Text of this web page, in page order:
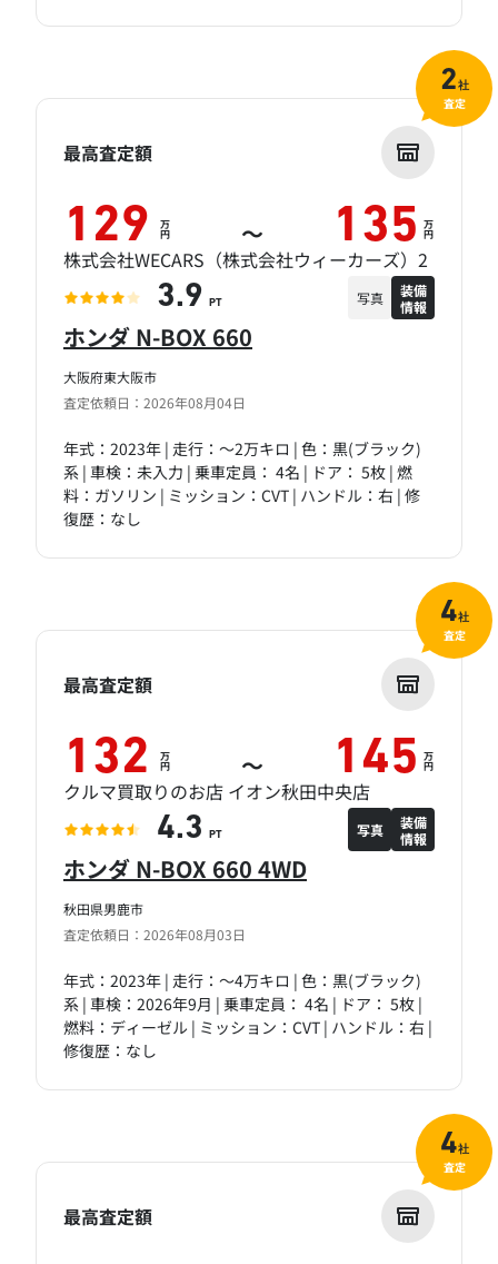
大阪府東大阪市
査定依頼日：2026年08月04日
ホンダ N-BOX 660
年式：2023年 | 走行：～2万キロ | 色：黒(ブラック)
系 | 車検：未入力 | 乗車定員： 4名 | ドア： 5枚 | 燃
料：ガソリン | ミッション：CVT | ハンドル：右 | 修
復歴：なし
最高査定額
129 万
円 ～ 135 万
円
株式会社WECARS（株式会社ウィーカーズ）2
3.9 PT 写真
装備
情報
2社
査定
秋田県男鹿市
査定依頼日：2026年08月03日
ホンダ N-BOX 660 4WD
年式：2023年 | 走行：～4万キロ | 色：黒(ブラック)
系 | 車検：2026年9月 | 乗車定員： 4名 | ドア： 5枚 |
燃料：ディーゼル | ミッション：CVT | ハンドル：右 |
修復歴：なし
最高査定額
132 万
円 ～ 145 万
円
クルマ買取りのお店 イオン秋田中央店
4.3 PT 写真
装備
情報
4社
査定
最高査定額
4社
査定